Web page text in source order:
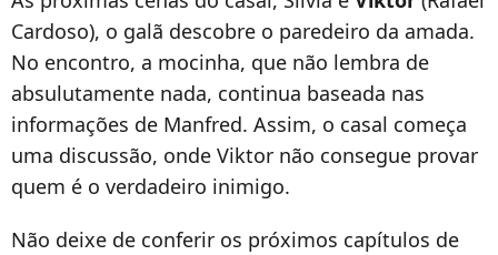
Cardoso), o galã descobre o paredeiro da amada.
No encontro, a mocinha, que não lembra de
absulutamente nada, continua baseada nas
informações de Manfred. Assim, o casal começa
uma discussão, onde Viktor não consegue provar
quem é o verdadeiro inimigo.
Não deixe de conferir os próximos capítulos de